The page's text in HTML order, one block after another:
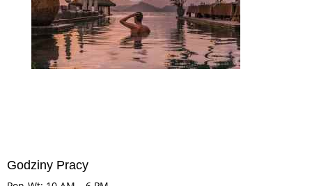
Godziny Pracy